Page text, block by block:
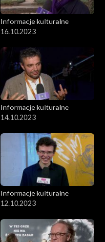
Informacje kulturalne
16.10.2023
Informacje kulturalne
14.10.2023
Informacje kulturalne
12.10.2023